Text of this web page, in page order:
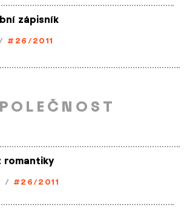
zápisník
#26/2011
romantiky
/ #26/2011